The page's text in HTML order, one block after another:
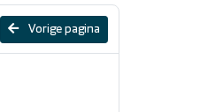
Vorige pagina